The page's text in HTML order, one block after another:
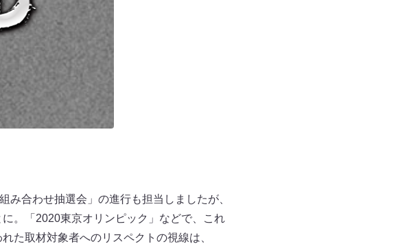
合わせ抽選会」の進行も担当しましたが、
。「2020東京オリンピック」などで、これ
た取材対象者へのリスペクトの視線は、